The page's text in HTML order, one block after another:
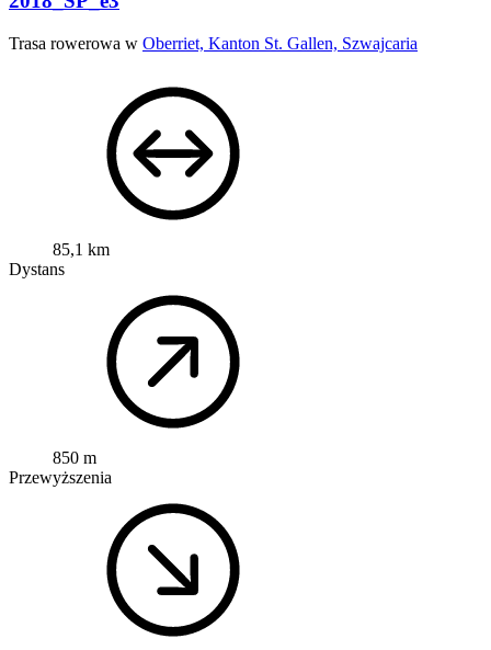
Trasa rowerowa w Oberriet, Kanton St. Gallen, Szwajcaria
85,1 km
Dystans
850 m
Przewyższenia